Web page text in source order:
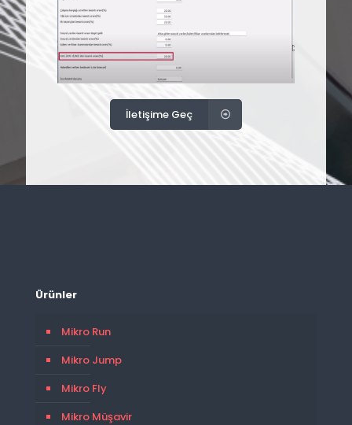
İletişime Geç
Ürünler
Mikro Run
Mikro Jump
Mikro Fly
Mikro Müşavir